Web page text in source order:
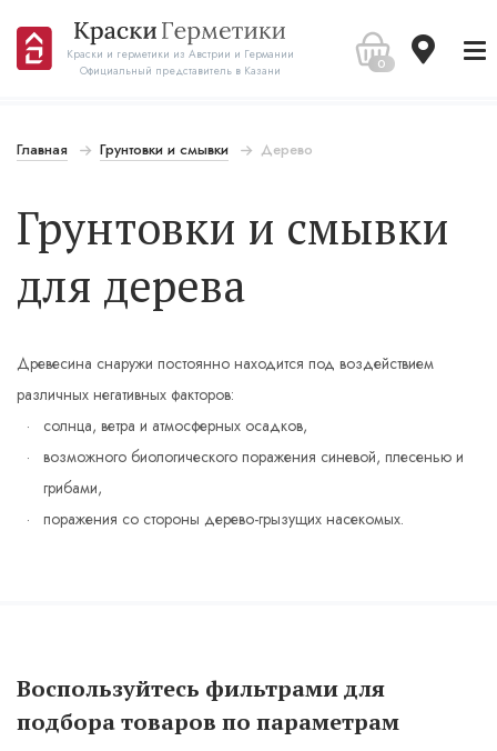
Краски и герметики из Австрии и Германии
Официальный представитель в Казани
0
Главная Грунтовки и смывки Дерево
Грунтовки и смывки
для дерева
Древесина снаружи постоянно находится под воздействием
различных негативных факторов:
солнца, ветра и атмосферных осадков,
возможного биологического поражения синевой, плесенью и
грибами,
поражения со стороны дерево-грызущих насекомых.
Воспользуйтесь фильтрами для
подбора товаров по параметрам